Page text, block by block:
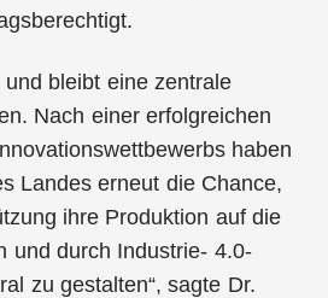
bleibt eine zentrale
Nach einer erfolgreichen
haben
Landes erneut die Chance,
ihre Produktion auf die
und durch Industrie- 4.0-
zu gestalten“, sagte Dr.